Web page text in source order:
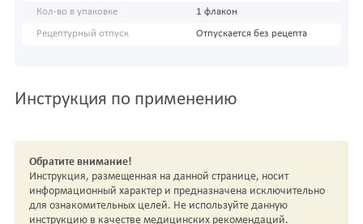
Кол-во в упаковке 1 флакон
Рецептурный отпуск Отпускается без рецепта
Инструкция по применению
Обратите внимание!
Инструкция, размещенная на данной странице, носит
информационный характер и предназначена исключительно
для ознакомительных целей. Не используйте данную
инструкцию в качестве медицинских рекомендаций.